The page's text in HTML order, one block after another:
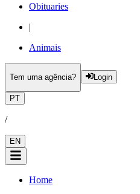
Obituaries
|
Animais
Tem uma agência? Login
PT
/
EN
Home